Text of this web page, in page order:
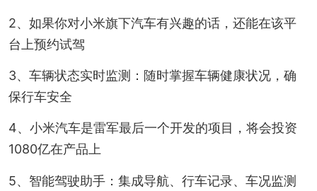
2、如果你对小米旗下汽车有兴趣的话，还能在该平
台上预约试驾
3、车辆状态实时监测：随时掌握车辆健康状况，确
保行车安全
4、小米汽车是雷军最后一个开发的项目，将会投资
1080亿在产品上
5、智能驾驶助手：集成导航、行车记录、车况监测